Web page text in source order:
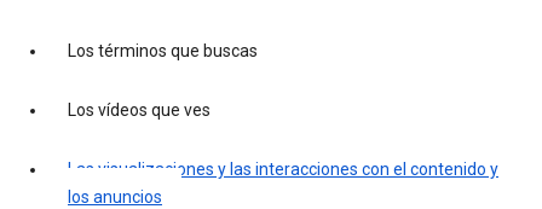
Los términos que buscas
Los vídeos que ves
Las visualizaciones y las interacciones con el contenido y
los anuncios